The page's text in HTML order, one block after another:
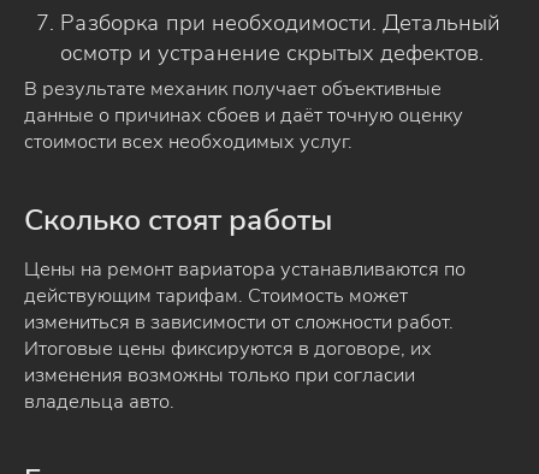
Разборка при необходимости. Детальный
осмотр и устранение скрытых дефектов.
В результате механик получает объективные
данные о причинах сбоев и даёт точную оценку
стоимости всех необходимых услуг.
Сколько стоят работы
Цены на ремонт вариатора устанавливаются по
действующим тарифам. Стоимость может
измениться в зависимости от сложности работ.
Итоговые цены фиксируются в договоре, их
изменения возможны только при согласии
владельца авто.